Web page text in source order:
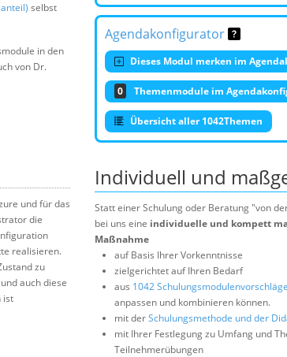
selbst
in den
von Dr.
Agendakonfigurator
Dieses Modul merken im
0 Themenmodule im
Übersicht aller 1042Themen
und für das
die
realisieren.
zu
auch diese
ist
Individuell und
Statt einer Schulung oder Beratung "von
bei uns eine individuelle und kompett
Maßnahme
auf Basis Ihrer Vorkenntnisse
zielgerichtet auf Ihren Bedarf
aus 1042
anpassen und kombinieren können.
mit derSchulungsmethode und der
mit Ihrer Festlegung zu Umfang und
Teilnehmerübungen